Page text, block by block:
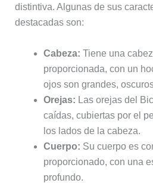
distintiva. Algunas de sus
destacadas son:
Cabeza: Tiene una
proporcionada, con un
ojos son grandes,
Orejas: Las orejas del
caídas, cubiertas por el
los lados de la cabeza.
Cuerpo: Su cuerpo es
proporcionado, con una
profundo.